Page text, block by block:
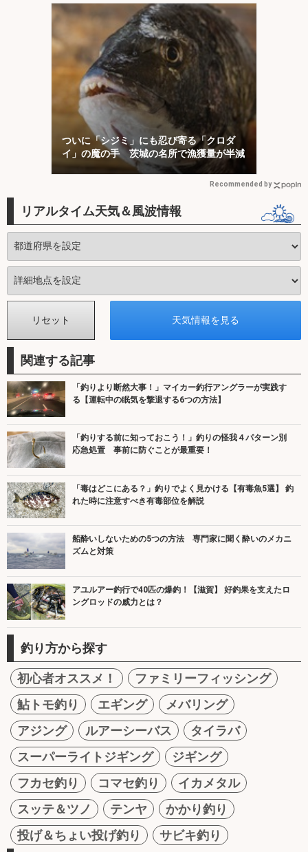
ついに「シジミ」にも忍び寄る「クロダ
イ」の魔の手 茨城の名所で漁獲量が半減
Recommended by
リアルタイム天気＆風波情報
関連する記事
「釣りより断然大事！」マイカー釣行アングラーが実践す
る【運転中の眠気を撃退する6つの方法】
「釣りする前に知っておこう！」釣りの怪我４パターン別
応急処置 事前に防ぐことが最重要！
「毒はどこにある？」釣りでよく見かける【有毒魚5選】 釣
れた時に注意すべき有毒部位を解説
船酔いしないための5つの方法 専門家に聞く酔いのメカニ
ズムと対策
アユルアー釣行で40匹の爆釣！【滋賀】 好釣果を支えたロ
ングロッドの威力とは？
釣り方から探す
初心者オススメ！
ファミリーフィッシング
鮎トモ釣り
エギング
メバリング
アジング
ルアーシーバス
タイラバ
スーパーライトジギング
ジギング
フカセ釣り
コマセ釣り
イカメタル
スッテ＆ツノ
テンヤ
かかり釣り
投げ＆ちょい投げ釣り
サビキ釣り